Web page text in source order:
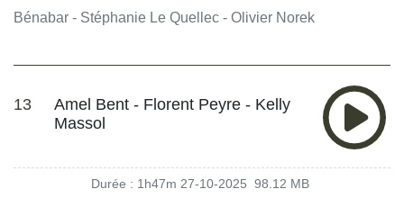
Bénabar - Stéphanie Le Quellec - Olivier Norek
13
Amel Bent - Florent Peyre - Kelly
Massol
Durée : 1h47m 27-10-2025 98.12 MB